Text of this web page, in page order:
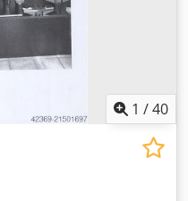
1 /40